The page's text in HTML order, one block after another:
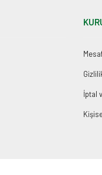
İptal